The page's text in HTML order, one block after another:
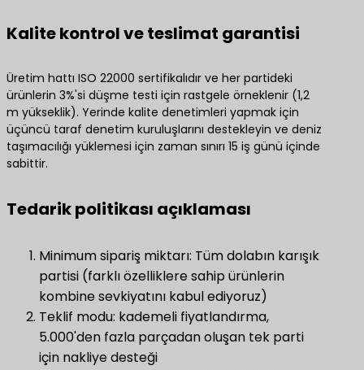
Kalite kontrol ve teslimat garantisi
Üretim hattı ISO 22000 sertifikalıdır ve her partideki
ürünlerin 3%'si düşme testi için rastgele örneklenir (1,2
m yükseklik). Yerinde kalite denetimleri yapmak için
üçüncü taraf denetim kuruluşlarını destekleyin ve deniz
taşımacılığı yüklemesi için zaman sınırı 15 iş günü içinde
sabittir.
Tedarik politikası açıklaması
Minimum sipariş miktarı: Tüm dolabın karışık
partisi (farklı özelliklere sahip ürünlerin
kombine sevkiyatını kabul ediyoruz)
Teklif modu: kademeli fiyatlandırma,
5.000'den fazla parçadan oluşan tek parti
için nakliye desteği